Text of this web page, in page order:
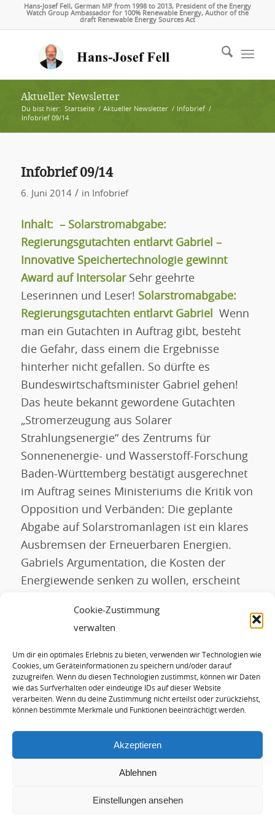
Cookie-Zustimmung
verwalten
Um dir ein optimales Erlebnis zu bieten, verwenden wir Technologien wie
Cookies, um Geräteinformationen zu speichern und/oder darauf
zuzugreifen. Wenn du diesen Technologien zustimmst, können wir Daten
wie das Surfverhalten oder eindeutige IDs auf dieser Website
verarbeiten. Wenn du deine Zustimmung nicht erteilst oder zurückziehst,
können bestimmte Merkmale und Funktionen beeinträchtigt werden.
Akzeptieren
Ablehnen
Einstellungen ansehen
Hans-Josef Fell, German MP from 1998 to 2013, President of the Energy
Watch Group Ambassador for 100% Renewable Energy, Author of the
draft Renewable Energy Sources Act
Aktueller Newsletter
Du bist hier: Startseite / Aktueller Newsletter / Infobrief /
Infobrief 09/14
Infobrief 09/14
6. Juni 2014 / in Infobrief
Inhalt:
– Solarstromabgabe:
Regierungsgutachten entlarvt Gabriel –
Innovative Speichertechnologie gewinnt
Award auf IntersolarSehr geehrte
Leserinnen und Leser! Solarstromabgabe:
Regierungsgutachten entlarvt Gabriel
Wenn
man ein Gutachten in Auftrag gibt, besteht
die Gefahr, dass einem die Ergebnisse
hinterher nicht gefallen. So dürfte es
Bundeswirtschaftsminister Gabriel gehen!
Das heute bekannt gewordene Gutachten
„Stromerzeugung aus Solarer
Strahlungsenergie“ des Zentrums für
Sonnenenergie- und Wasserstoff-Forschung
Baden-Württemberg bestätigt ausgerechnet
im Auftrag seines Ministeriums die Kritik von
Opposition und Verbänden: Die geplante
Abgabe auf Solarstromanlagen ist ein klares
Ausbremsen der Erneuerbaren Energien.
Gabriels Argumentation, die Kosten der
Energiewende senken zu wollen, erscheint
zum Gutachten).
Eintrag teilen